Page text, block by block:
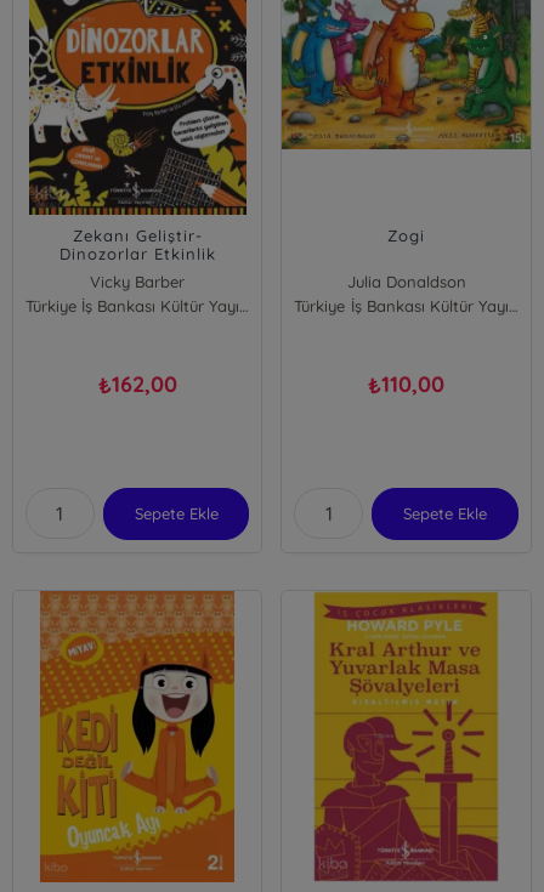
Zekanı Geliştir-
Dinozorlar Etkinlik
Vicky Barber
Türkiye İş Bankası Kültür Yayınları
₺162,00
Sepete Ekle
Zogi
Julia Donaldson
Türkiye İş Bankası Kültür Yayınları
₺110,00
Sepete Ekle